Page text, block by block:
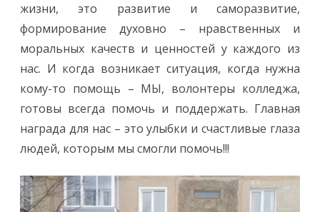
жизни, это развитие и саморазвитие,
формирование духовно – нравственных и
моральных качеств и ценностей у каждого из
нас. И когда возникает ситуация, когда нужна
кому-то помощь – МЫ, волонтеры колледжа,
готовы всегда помочь и поддержать. Главная
награда для нас – это улыбки и счастливые глаза
людей, которым мы смогли помочь!!!